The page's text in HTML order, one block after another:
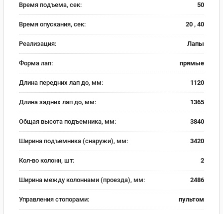
Время подъема, сек: 50
Время опускания, сек: 20 , 40
Реализация: Лапы
Форма лап: прямые
Длина передних лап до, мм: 1120
Длина задних лап до, мм: 1365
Общая высота подъемника, мм: 3840
Ширина подъемника (снаружи), мм: 3420
Кол-во колонн, шт: 2
Ширина между колоннами (проезда), мм: 2486
Управления стопорами: пультом